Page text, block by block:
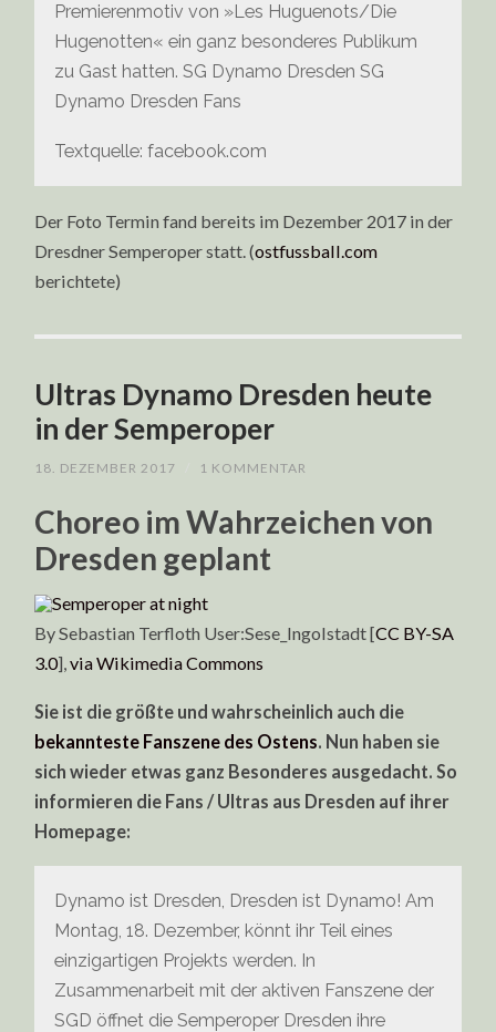
Premierenmotiv von »Les Huguenots/Die
Hugenotten« ein ganz besonderes Publikum
zu Gast hatten. SG Dynamo Dresden SG
Dynamo Dresden Fans
Textquelle: facebook.com
Der Foto Termin fand bereits im Dezember 2017 in der
Dresdner Semperoper statt. (ostfussball.com
berichtete)
Ultras Dynamo Dresden heute
in der Semperoper
18. DEZEMBER 2017 1 KOMMENTAR
Choreo im Wahrzeichen von
Dresden geplant
By Sebastian Terfloth User:Sese_Ingolstadt [CC BY-SA
3.0],via Wikimedia Commons
Sie ist die größte und wahrscheinlich auch die
bekannteste Fanszene des Ostens. Nun haben sie
sich wieder etwas ganz Besonderes ausgedacht. So
informieren die Fans / Ultras aus Dresden auf ihrer
Homepage:
Dynamo ist Dresden, Dresden ist Dynamo! Am
Montag, 18. Dezember, könnt ihr Teil eines
einzigartigen Projekts werden. In
Zusammenarbeit mit der aktiven Fanszene der
SGD öffnet die Semperoper Dresden ihre